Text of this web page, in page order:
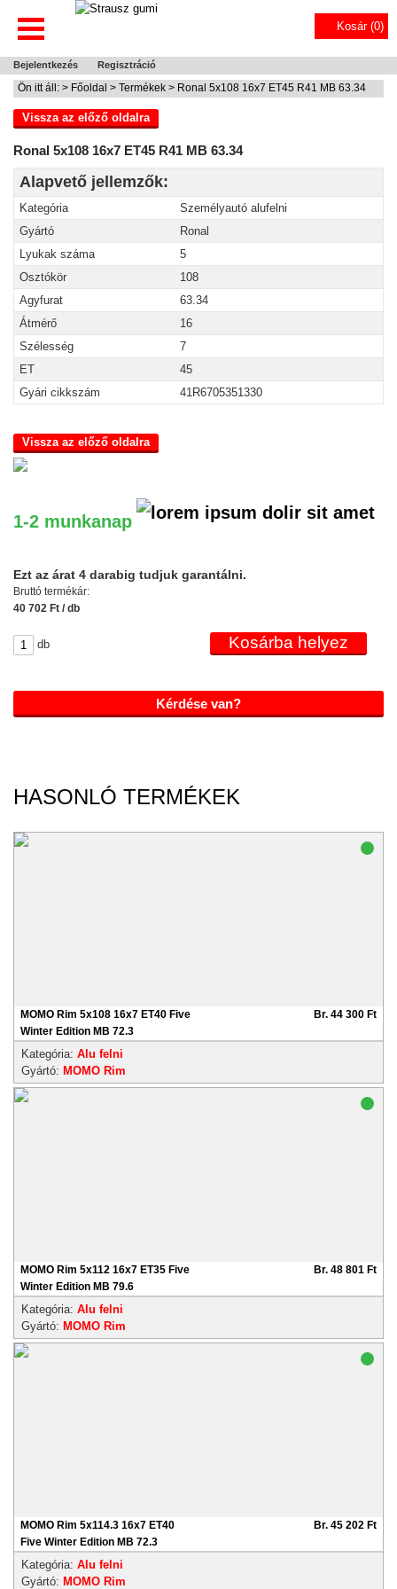
Kosár (0)
Bejelentkezés Regisztráció
Ön itt áll: > Főoldal > Termékek > Ronal 5x108 16x7 ET45 R41 MB 63.34
Vissza az előző oldalra
Ronal 5x108 16x7 ET45 R41 MB 63.34
Alapvető jellemzők:
Kategória
Személyautó alufelni
Gyártó
Ronal
Lyukak száma
5
Osztókör
108
Agyfurat
63.34
Átmérő
16
Szélesség
7
ET
45
Gyári cikkszám
41R6705351330
Vissza az előző oldalra
1-2 munkanap
Ezt az árat 4 darabig tudjuk garantálni.
Bruttó termékár:
40 702 Ft / db
db
Kérdése van?
HASONLÓ TERMÉKEK
MOMO Rim 5x108 16x7 ET40 Five
Winter Edition MB 72.3
Br. 44 300 Ft
Kategória: Alu felni
Gyártó: MOMO Rim
MOMO Rim 5x112 16x7 ET35 Five
Winter Edition MB 79.6
Br. 48 801 Ft
Kategória: Alu felni
Gyártó: MOMO Rim
MOMO Rim 5x114.3 16x7 ET40
Five Winter Edition MB 72.3
Br. 45 202 Ft
Kategória: Alu felni
Gyártó: MOMO Rim